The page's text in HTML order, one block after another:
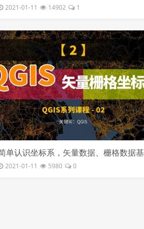
2021-01-11 14902 1
单认识坐标系，矢量数据、栅格数据基
操作
2021-01-11 5980 0